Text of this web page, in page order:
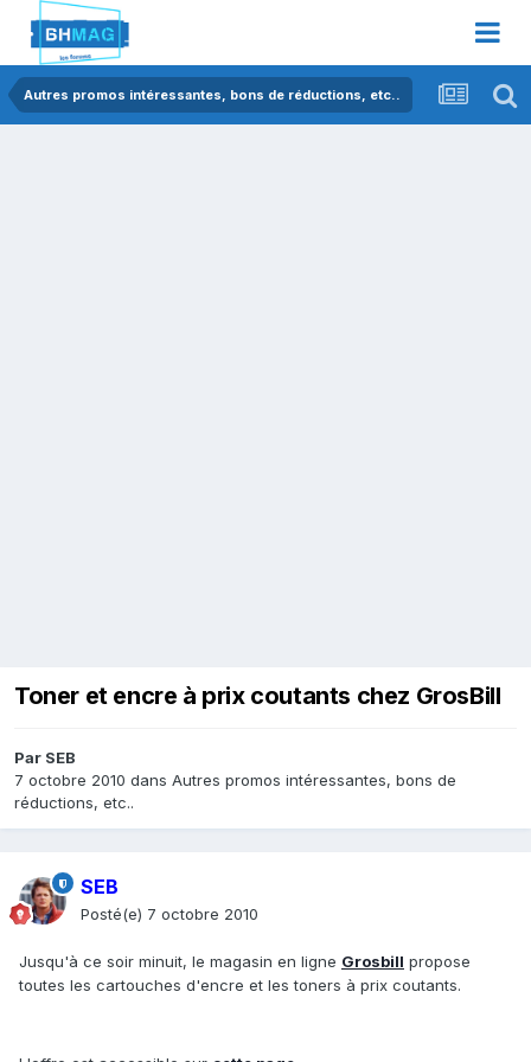
Autres promos intéressantes, bons de réductions, etc..
Toner et encre à prix coutants chez GrosBill
Par SEB
7 octobre 2010 dans Autres promos intéressantes, bons de
réductions, etc..
SEB
Posté(e) 7 octobre 2010
Jusqu'à ce soir minuit, le magasin en ligne Grosbill propose
toutes les cartouches d'encre et les toners à prix coutants.